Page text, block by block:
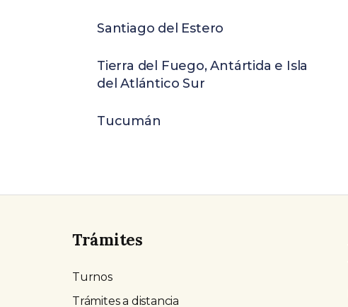
Santiago del Estero
Tierra del Fuego, Antártida e Isla
del Atlántico Sur
Tucumán
Trámites
Turnos
Trámites a distancia